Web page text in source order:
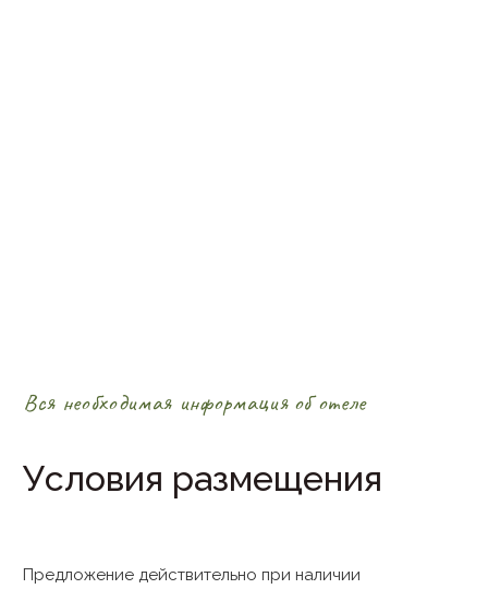
Вся необходимая информация об отеле
Условия размещения
Предложение действительно при наличии